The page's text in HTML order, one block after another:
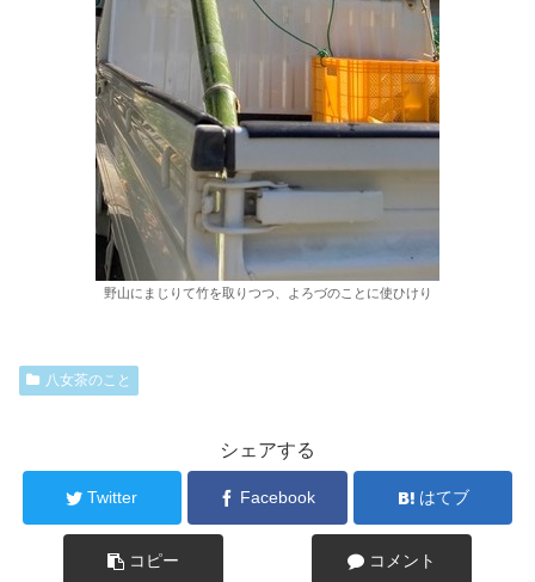
野山にまじりて竹を取りつつ、よろづのことに使ひけり
八女茶のこと
シェアする
Twitter Facebook はてブ
コピー コメント